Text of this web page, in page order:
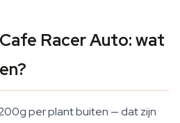
Racer Auto: wat
per plant buiten — dat zijn